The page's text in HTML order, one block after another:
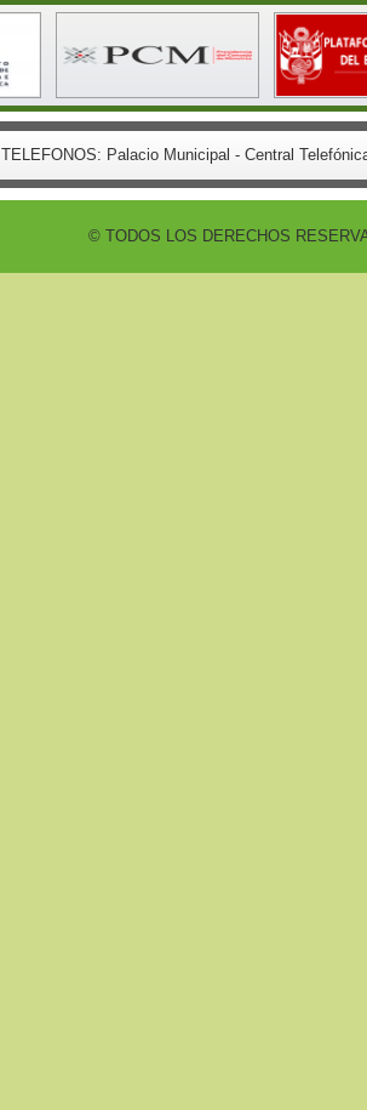
TELEFONOS: Palacio Municipal - Central
© TODOS LOS DERECHOS